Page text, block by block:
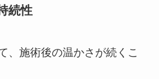
続性
、施術後の温かさが続くこ